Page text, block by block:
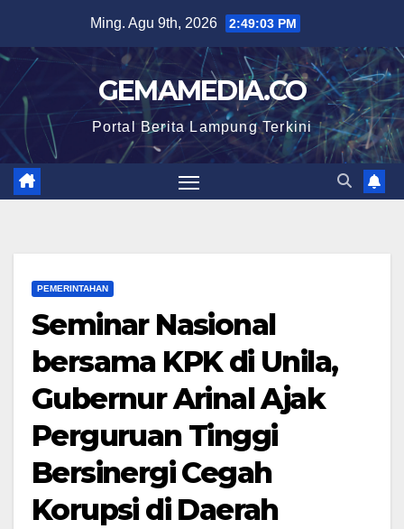
content
Ming. Agu 9th, 2026 2:49:04 PM
GEMAMEDIA.CO
Portal Berita Lampung Terkini
PEMERINTAHAN
Seminar Nasional
bersama KPK di Unila,
Gubernur Arinal Ajak
Perguruan Tinggi
Bersinergi Cegah
Korupsi di Daerah